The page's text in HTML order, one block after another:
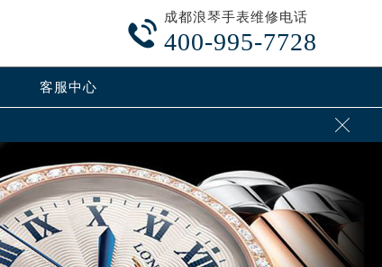

成都浪琴手表维修电话
400-995-7728
客服中心
